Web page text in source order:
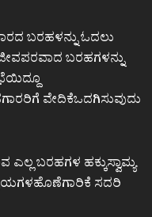
ಬರಹಳನ್ನು ಓದಲು
ಬರಹಗಳನ್ನು
ವೇದಿಕೆಒದಗಿಸುವುದು
ಬರಹಗಳ ಹಕ್ಕುಸ್ವಾಮ್ಯ
ಸದರಿ